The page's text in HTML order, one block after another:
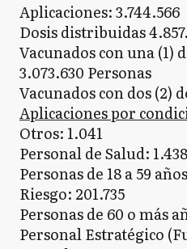
Aplicaciones: 3.744.566
Dosis distribuidas
Vacunados con una (1)
3.073.630 Personas
Vacunados con dos (2)
Aplicaciones por
Otros: 1.041
Personal de Salud:
Personas de 18 a 59
Riesgo: 201.735
Personas de 60 o más
Personal Estratégico